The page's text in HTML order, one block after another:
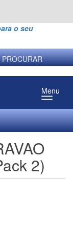
o seu
PROCURAR
Menu
2)